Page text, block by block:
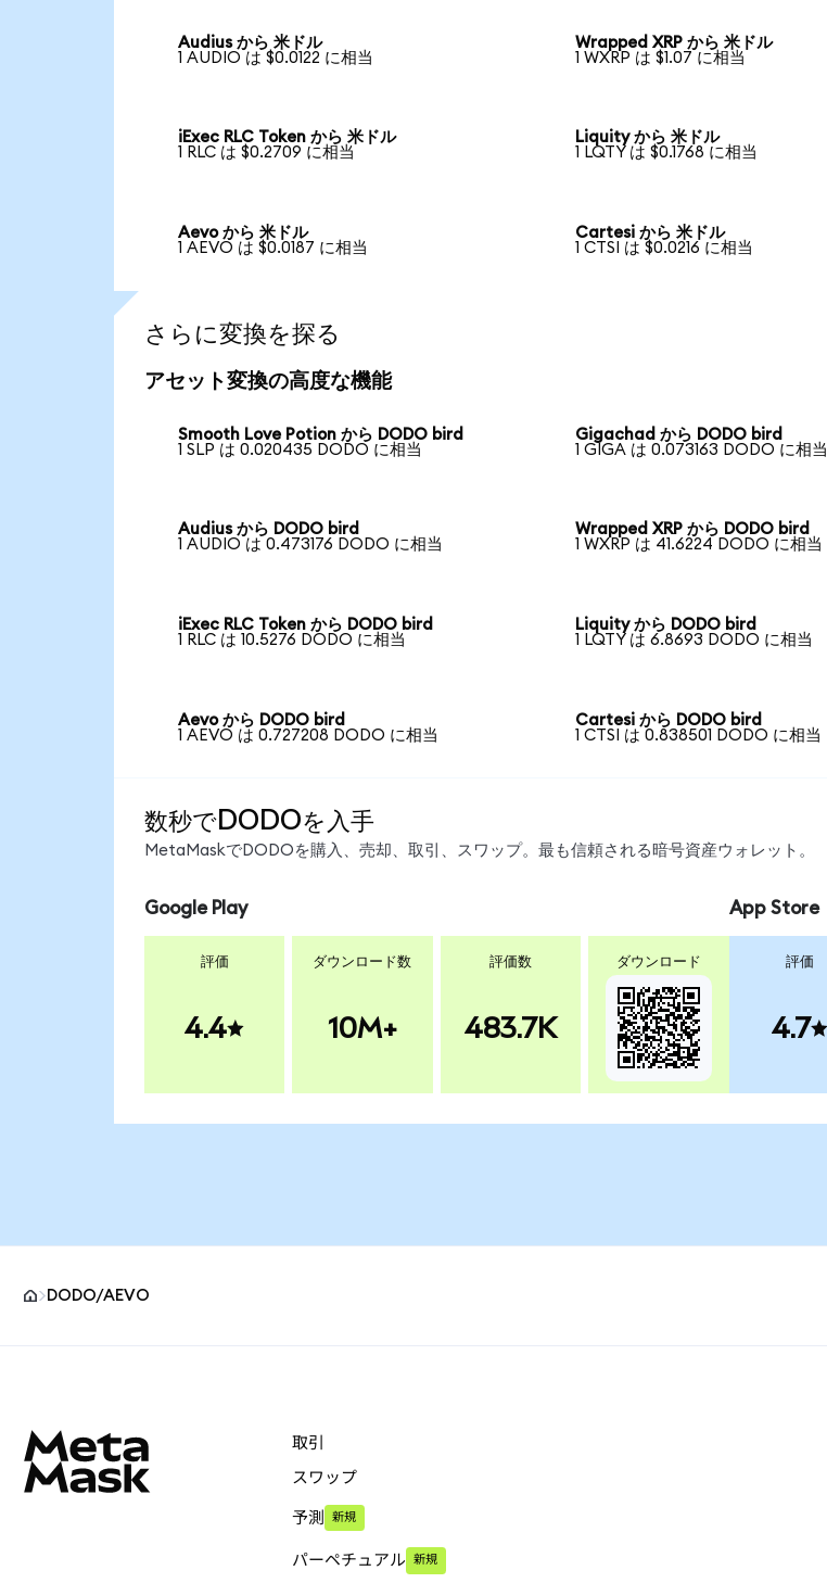
Audius から 米ドル
1 AUDIO は $0.0122 に相当
Wrapped XRP から 米ドル
1 WXRP は $1.07 に相当
iExec RLC Token から 米ドル
1 RLC は $0.2709 に相当
Liquity から 米ドル
1 LQTY は $0.1768 に相当
Aevo から 米ドル
1 AEVO は $0.0187 に相当
Cartesi から 米ドル
1 CTSI は $0.0216 に相当
さらに変換を探る
アセット変換の高度な機能
Smooth Love Potion から DODO bird
1 SLP は 0.020435 DODO に相当
Gigachad から DODO bird
1 GIGA は 0.073163 DODO に相当
Audius から DODO bird
1 AUDIO は 0.473176 DODO に相当
Wrapped XRP から DODO bird
1 WXRP は 41.6224 DODO に相当
iExec RLC Token から DODO bird
1 RLC は 10.5276 DODO に相当
Liquity から DODO bird
1 LQTY は 6.8693 DODO に相当
Aevo から DODO bird
1 AEVO は 0.727208 DODO に相当
Cartesi から DODO bird
1 CTSI は 0.838501 DODO に相当
数秒でDODOを入手
MetaMaskでDODOを購入、売却、取引、スワップ。最も信頼される暗号資産ウォレット。
Google Play
評価
4.4
ダウンロード数
10M+
評価数
483.7K
ダウンロード
App Store
評価
4.7
DODO/AEVO
取引
スワップ
予測 新規
パーペチュアル 新規